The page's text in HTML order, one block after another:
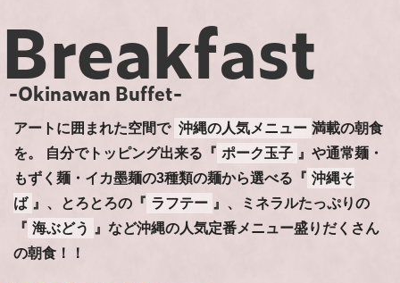
Breakfast
-Okinawan Buffet-
アートに囲まれた空間で 沖縄の人気メニュー 満載の朝食
を。
自分でトッピング出来る『 ポーク玉子 』や通常麺・
もずく麺・イカ墨麺の3種類の麺から選べる『 沖縄そ
ば 』、とろとろの『 ラフテー 』、ミネラルたっぷりの
『 海ぶどう
』など沖縄の人気定番メニュー盛りだくさん
の朝食！！